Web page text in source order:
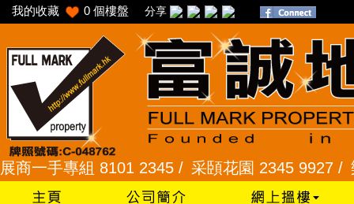
我的收藏 0 個樓盤 分享
8101 2345 /采頣花園 2345 9927 /樂富 2321